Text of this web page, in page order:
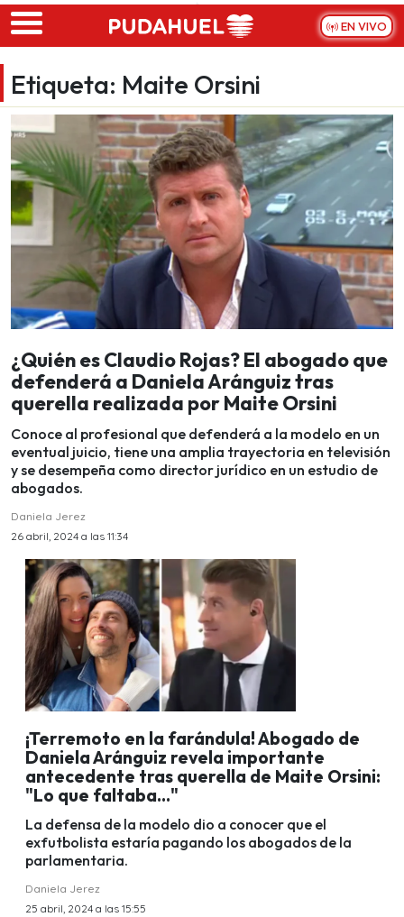
Skip to main content
EN VIVO
Etiqueta: Maite Orsini
¿Quién es Claudio Rojas? El abogado que
defenderá a Daniela Aránguiz tras
querella realizada por Maite Orsini
Conoce al profesional que defenderá a la modelo en un
eventual juicio, tiene una amplia trayectoria en televisión
y se desempeña como director jurídico en un estudio de
abogados.
Daniela Jerez
26 abril, 2024 a las 11:34
¡Terremoto en la farándula! Abogado de
Daniela Aránguiz revela importante
antecedente tras querella de Maite Orsini:
"Lo que faltaba..."
La defensa de la modelo dio a conocer que el
exfutbolista estaría pagando los abogados de la
parlamentaria.
Daniela Jerez
25 abril, 2024 a las 15:55